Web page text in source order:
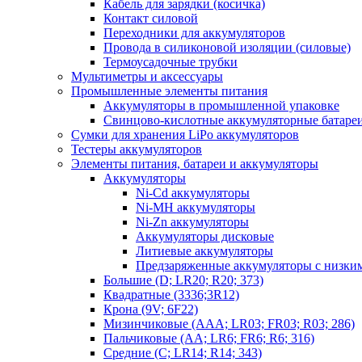
Кабель для зарядки (косичка)
Контакт силовой
Переходники для аккумуляторов
Провода в силиконовой изоляции (силовые)
Термоусадочные трубки
Мультиметры и аксессуары
Промышленные элементы питания
Аккумуляторы в промышленной упаковке
Свинцово-кислотные аккумуляторные
Сумки для хранения LiPo аккумуляторов
Тестеры аккумуляторов
Элементы питания, батареи и аккумуляторы
Аккумуляторы
Ni-Cd аккумуляторы
Ni-MH аккумуляторы
Ni-Zn аккумуляторы
Аккумуляторы дисковые
Литиевые аккумуляторы
Предзаряженные аккумуляторы с
Большие (D; LR20; R20; 373)
Квадратные (3336;3R12)
Крона (9V; 6F22)
Мизинчиковые (AAA; LR03; FR03; R03; 286)
Пальчиковые (AA; LR6; FR6; R6; 316)
Средние (C; LR14; R14; 343)